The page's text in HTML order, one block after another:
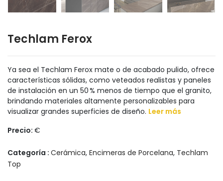
Techlam Ferox
Ya sea el Techlam Ferox mate o de acabado pulido, ofrece
características sólidas, como veteados realistas y paneles
de instalación en un 50 % menos de tiempo que el granito,
brindando materiales altamente personalizables para
visualizar grandes superficies de diseño. Leer más
Precio: €
Categoría : Cerámica, Encimeras de Porcelana, Techlam
Top